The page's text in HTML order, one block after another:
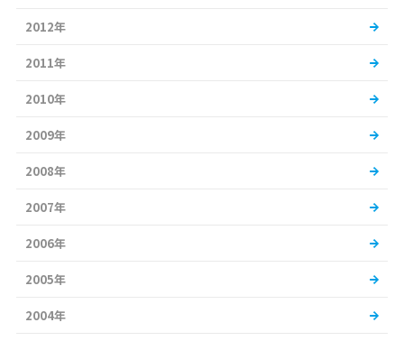
2012年
2011年
2010年
2009年
2008年
2007年
2006年
2005年
2004年